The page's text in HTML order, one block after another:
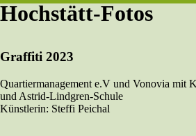
Hochstätt-Fotos
Graffiti 2023
Quartiermanagement e.V und Vonovia mit
und Astrid-Lindgren-Schule
Künstlerin: Steffi Peichal